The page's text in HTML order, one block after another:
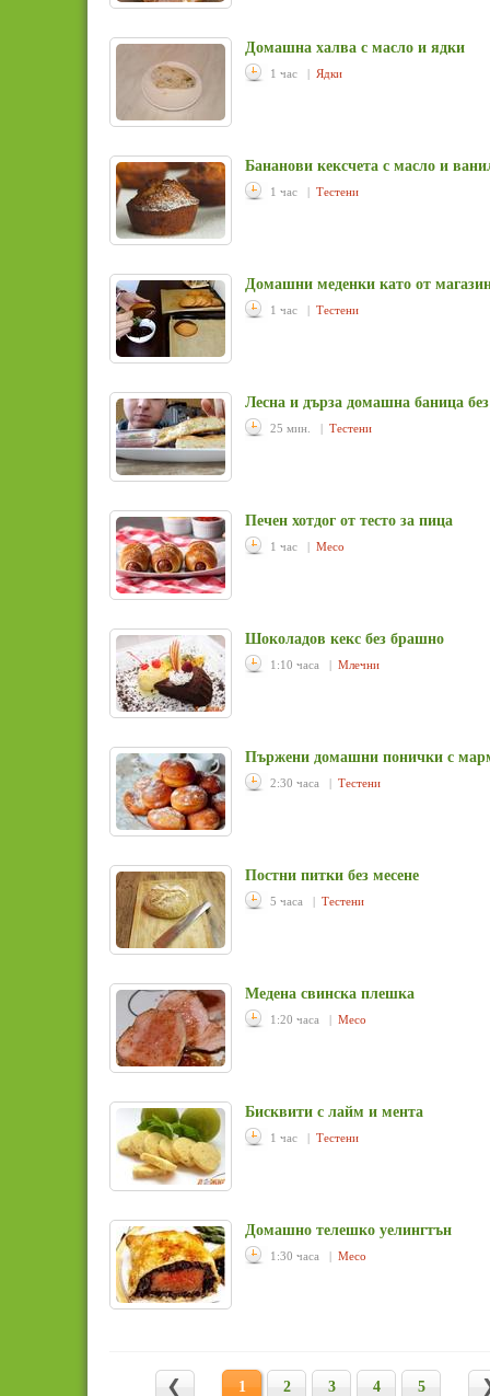
Домашна халва с масло и ядки
1 час | Ядки
Бананови кексчета с масло и
1 час | Тестени
Домашни меденки като от
1 час | Тестени
Лесна и дърза домашна баница без
25 мин. | Тестени
Печен хотдог от тесто за пица
1 час | Месо
Шоколадов кекс без брашно
1:10 часа | Млечни
Пържени домашни понички с
2:30 часа | Тестени
Постни питки без месене
5 часа | Тестени
Медена свинска плешка
1:20 часа | Месо
Бисквити с лайм и мента
1 час | Тестени
Домашно телешко уелингтън
1:30 часа | Месо
1 2 3 4 5